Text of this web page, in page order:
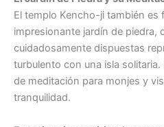
El templo Kencho-ji también es
impresionante jardín de piedra,
cuidadosamente dispuestas
turbulento con una isla
de meditación para monjes y
tranquilidad.